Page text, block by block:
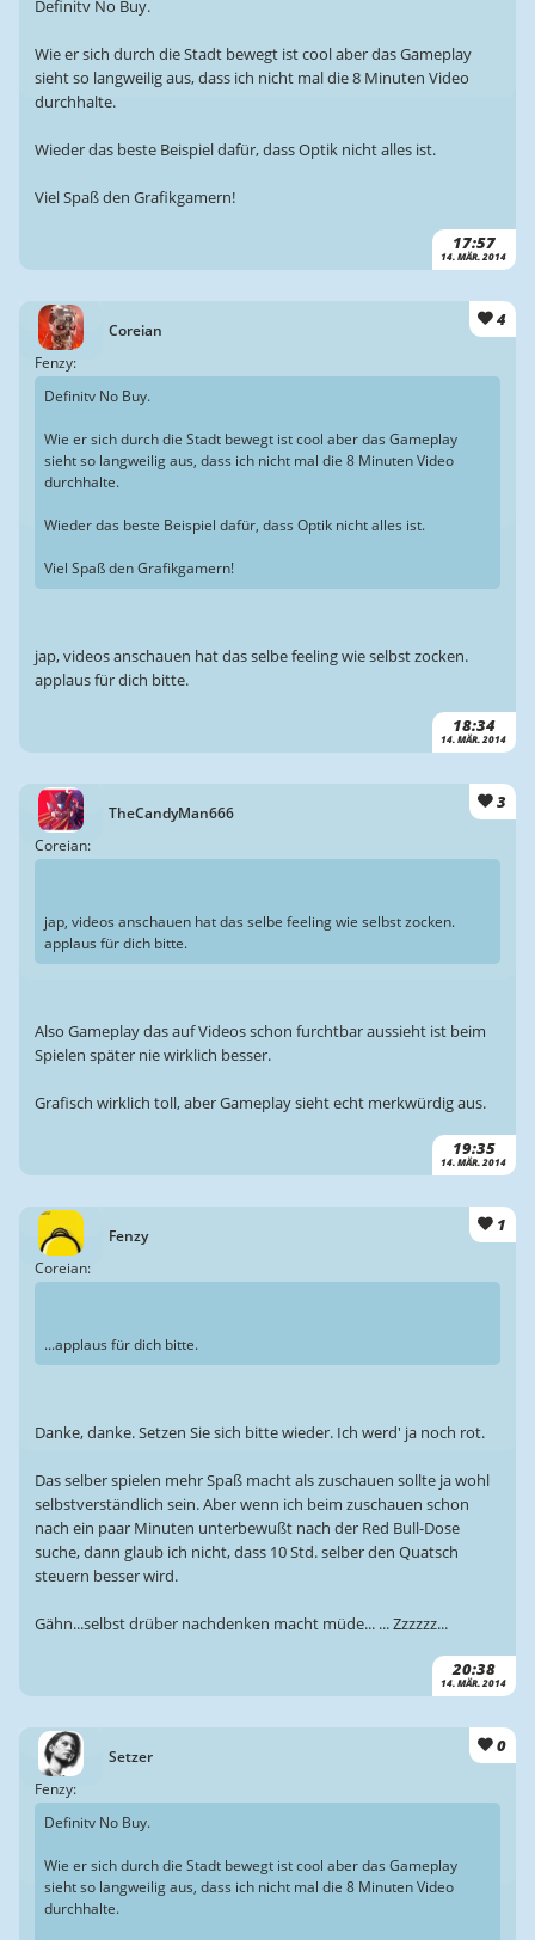
17:57
14. MÄR. 2014
Definitv No Buy.
Wie er sich durch die Stadt bewegt ist cool aber das Gameplay
sieht so langweilig aus, dass ich nicht mal die 8 Minuten Video
durchhalte.
Wieder das beste Beispiel dafür, dass Optik nicht alles ist.
Viel Spaß den Grafikgamern!
Coreian
4
18:34
14. MÄR. 2014
Fenzy:
Definitv No Buy.
Wie er sich durch die Stadt bewegt ist cool aber das Gameplay
sieht so langweilig aus, dass ich nicht mal die 8 Minuten Video
durchhalte.
Wieder das beste Beispiel dafür, dass Optik nicht alles ist.
Viel Spaß den Grafikgamern!
jap, videos anschauen hat das selbe feeling wie selbst zocken.
applaus für dich bitte.
TheCandyMan666
3
19:35
14. MÄR. 2014
Coreian:
jap, videos anschauen hat das selbe feeling wie selbst zocken.
applaus für dich bitte.
Also Gameplay das auf Videos schon furchtbar aussieht ist beim
Spielen später nie wirklich besser.
Grafisch wirklich toll, aber Gameplay sieht echt merkwürdig aus.
Fenzy
1
20:38
14. MÄR. 2014
Coreian:
...applaus für dich bitte.
Danke, danke. Setzen Sie sich bitte wieder. Ich werd' ja noch rot.
Das selber spielen mehr Spaß macht als zuschauen sollte ja wohl
selbstverständlich sein. Aber wenn ich beim zuschauen schon
nach ein paar Minuten unterbewußt nach der Red Bull-Dose
suche, dann glaub ich nicht, dass 10 Std. selber den Quatsch
steuern besser wird.
Gähn...selbst drüber nachdenken macht müde... ... Zzzzzz...
Setzer
0
Fenzy:
Definitv No Buy.
Wie er sich durch die Stadt bewegt ist cool aber das Gameplay
sieht so langweilig aus, dass ich nicht mal die 8 Minuten Video
durchhalte.